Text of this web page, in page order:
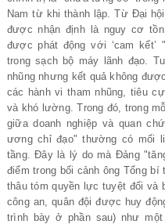
Nam từ khi thành lập. Từ Đại
được nhận định là nguy cơ
được phát động với ‘cam kết’
trong sạch bộ máy lãnh đạo.
nhũng nhưng kết quả không
các hành vi tham nhũng, tiêu
và khó lường. Trong đó, trong
giữa doanh nghiệp và quan
ương chỉ đạo" thường có mối
tầng. Đây là lý do mà Đảng
điểm trong bối cảnh ông Tổng
thâu tóm quyền lực tuyệt đối và
công an, quân đội được huy
trình bày ở phần sau) như